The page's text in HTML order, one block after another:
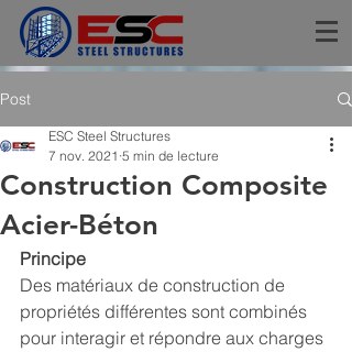
Post
Construction Composite
Acier-Béton
ESC Steel Structures
7 nov. 2021 5 min de lecture
Principe
Des matériaux de construction de
propriétés différentes sont combinés
pour interagir et répondre aux charges